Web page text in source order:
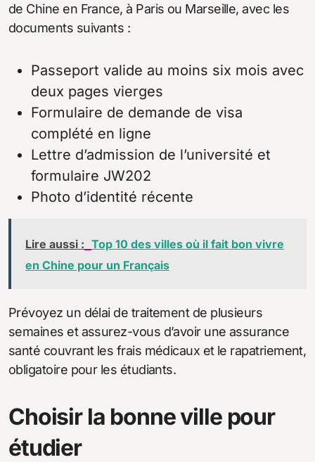
de Chine en France, à Paris ou Marseille, avec les
documents suivants :
Passeport valide au moins six mois avec
deux pages vierges
Formulaire de demande de visa
complété en ligne
Lettre d’admission de l’université et
formulaire JW202
Photo d’identité récente
Lire aussi : Top 10 des villes où il fait bon vivre
en Chine pour un Français
Prévoyez un délai de traitement de plusieurs
semaines et assurez-vous d’avoir une assurance
santé couvrant les frais médicaux et le rapatriement,
obligatoire pour les étudiants.
Choisir la bonne ville pour
étudier